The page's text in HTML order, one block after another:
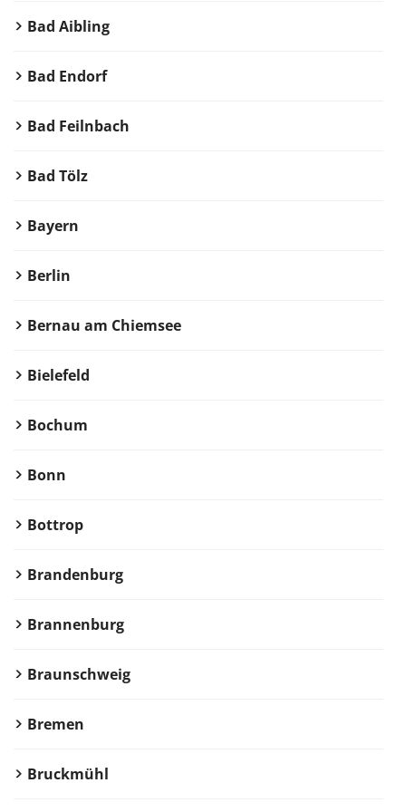
Bad Aibling
Bad Endorf
Bad Feilnbach
Bad Tölz
Bayern
Berlin
Bernau am Chiemsee
Bielefeld
Bochum
Bonn
Bottrop
Brandenburg
Brannenburg
Braunschweig
Bremen
Bruckmühl